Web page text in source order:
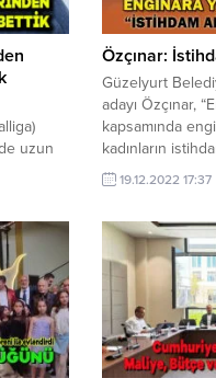
uzun
atan
Galliga,
Özçınar:
Güzelyurt
adayı Özçınar,
kapsamında
kadınların
konserve,
gerçekleştirilip
Ulusal Birlik
Belediye Başkan
Aydın Efeler
başlattıkları
hakkında bilgi
19.12.2022 17:37